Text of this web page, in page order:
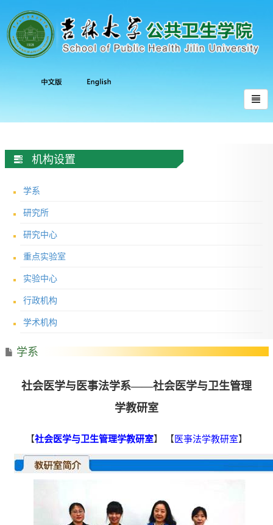
机构设置
学系
研究所
研究中心
重点实验室
实验中心
行政机构
学术机构
学系
社会医学与医事法学系——社会医学与卫生管理
学教研室
【社会医学与卫生管理学教研室】 【 医亊法学教研室】